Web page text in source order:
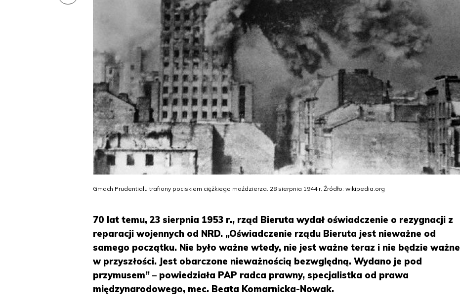
Gmach Prudentialu trafiony pociskiem ciężkiego moździerza. 28 sierpnia 1944 r. Źródło: wikipedia.org
70 lat temu, 23 sierpnia 1953 r., rząd Bieruta wydał oświadczenie o rezygnacji z
reparacji wojennych od NRD. „Oświadczenie rządu Bieruta jest nieważne od
samego początku. Nie było ważne wtedy, nie jest ważne teraz i nie będzie ważne
w przyszłości. Jest obarczone nieważnością bezwględną. Wydano je pod
przymusem” – powiedziała PAP radca prawny, specjalistka od prawa
międzynarodowego, mec. Beata Komarnicka-Nowak.